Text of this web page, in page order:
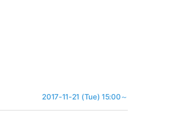
2017-11-21 (Tue) 15:00～